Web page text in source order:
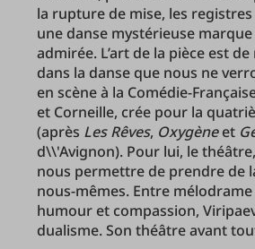
la rupture de mise, les
une danse mystérieuse
admirée. L’art de la pièce est
dans la danse que nous ne
en scène à la Comédie-
et Corneille, crée pour la
(après Les Rêves, Oxygèneet
d\\'Avignon). Pour lui, le
nous permettre de prendre de
nous-mêmes. Entre
humour et compassion,
dualisme. Son théâtre avant